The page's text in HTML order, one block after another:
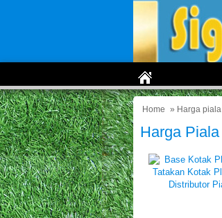
Home » Harga
Harga